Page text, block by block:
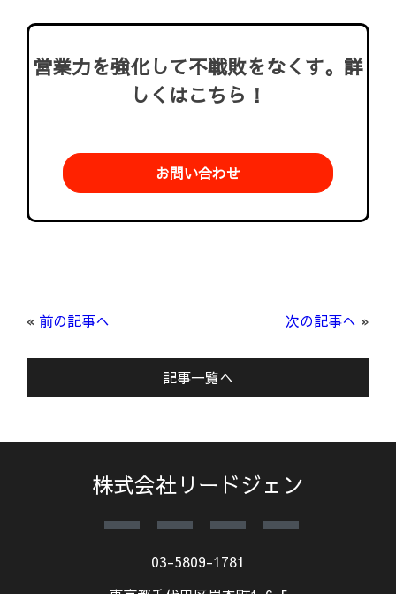
営業力を強化して不戦敗をなくす。詳
しくはこちら！
お問い合わせ
« 前の記事へ 次の記事へ »
記事一覧へ
株式会社リードジェン
03-5809-1781